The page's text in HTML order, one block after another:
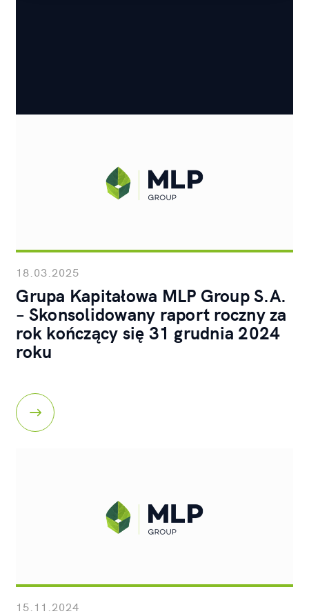
18.03.2025
Grupa Kapitałowa MLP Group S.A.
– Skonsolidowany raport roczny za
rok kończący się 31 grudnia 2024
roku
15.11.2024